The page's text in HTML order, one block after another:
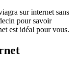
sur internet sans
pour savoir
est idéal pour vous.